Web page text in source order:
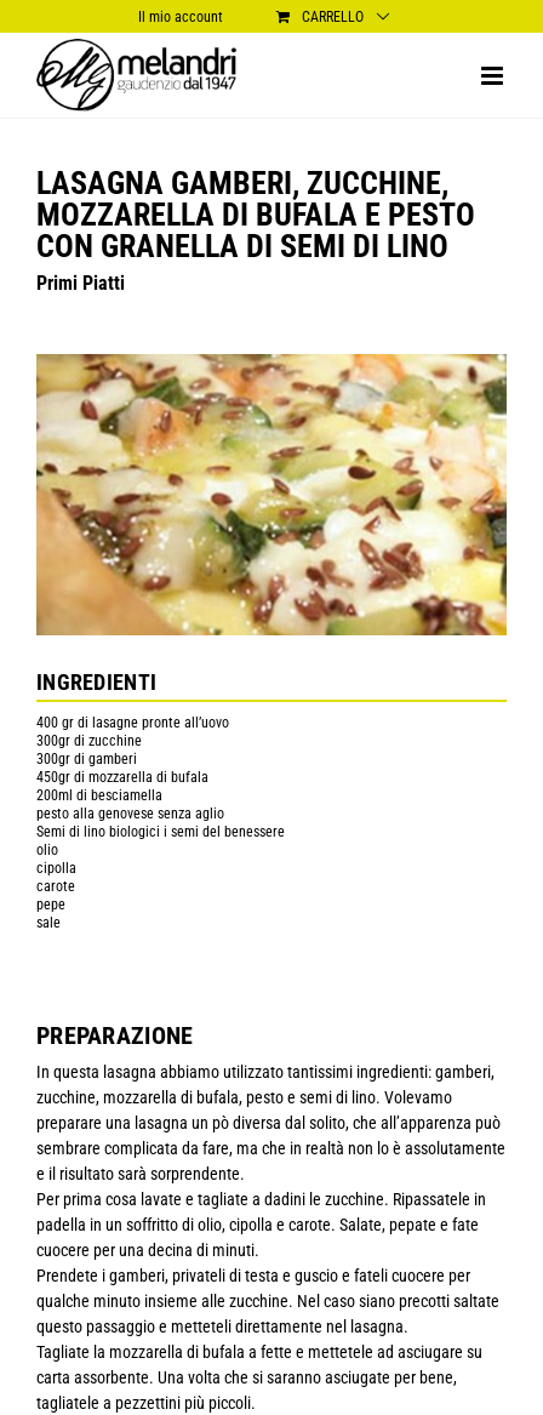
al
contenuto
Il mio account CARRELLO
LASAGNA GAMBERI, ZUCCHINE,
MOZZARELLA DI BUFALA E PESTO
CON GRANELLA DI SEMI DI LINO
Primi Piatti
INGREDIENTI
400 gr di lasagne pronte all’uovo
300gr di zucchine
300gr di gamberi
450gr di mozzarella di bufala
200ml di besciamella
pesto alla genovese senza aglio
Semi di lino biologici i semi del benessere
olio
cipolla
carote
pepe
sale
PREPARAZIONE
In questa lasagna abbiamo utilizzato tantissimi ingredienti: gamberi,
zucchine, mozzarella di bufala, pesto e semi di lino. Volevamo
preparare una lasagna un pò diversa dal solito, che all’apparenza può
sembrare complicata da fare, ma che in realtà non lo è assolutamente
e il risultato sarà sorprendente.
Per prima cosa lavate e tagliate a dadini le zucchine. Ripassatele in
padella in un soffritto di olio, cipolla e carote. Salate, pepate e fate
cuocere per una decina di minuti.
Prendete i gamberi, privateli di testa e guscio e fateli cuocere per
qualche minuto insieme alle zucchine. Nel caso siano precotti saltate
questo passaggio e metteteli direttamente nel lasagna.
Tagliate la mozzarella di bufala a fette e mettetele ad asciugare su
carta assorbente. Una volta che si saranno asciugate per bene,
tagliatele a pezzettini più piccoli.